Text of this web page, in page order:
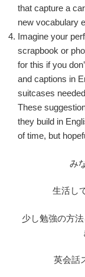
that capture a
new vocabulary
Imagine your
scrapbook or
for this if you
and captions in
suitcases
These
they build in
of time, but
み
生活し
少し勉強の方
英会話